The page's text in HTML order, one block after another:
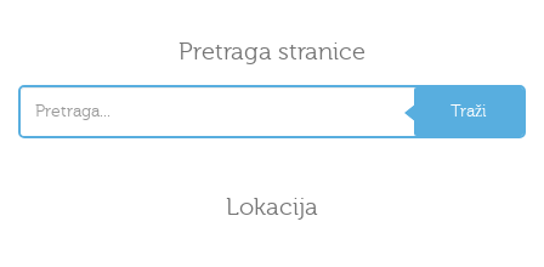
Pretraga stranice
Lokacija